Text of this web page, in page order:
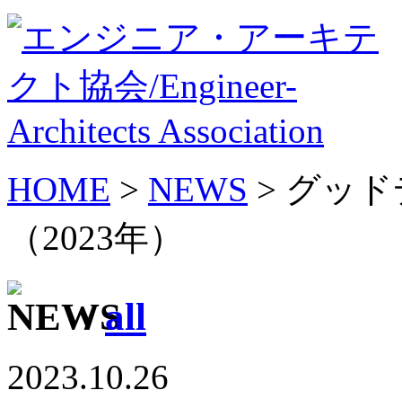
HOME > NEWS > グッ
（2023年）
/all
2023.10.26